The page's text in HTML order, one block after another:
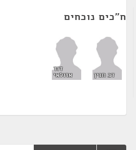
ח"כים נוכחים
דב חנין
דוד
אזולאי